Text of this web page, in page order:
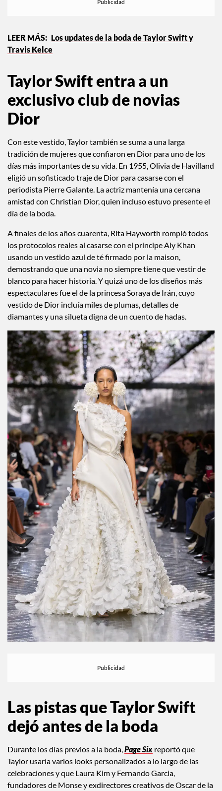
Los updates de la boda de Taylor Swift y
Travis Kelce
Taylor Swift entra a un
exclusivo club de novias
Dior
Con este vestido, Taylor también se suma a una larga
tradición de mujeres que confiaron en Dior para uno de los
días más importantes de su vida. En 1955, Olivia de Havilland
eligió un sofisticado traje de Dior para casarse con el
periodista Pierre Galante. La actriz mantenía una cercana
amistad con Christian Dior, quien incluso estuvo presente el
día de la boda.
A finales de los años cuarenta, Rita Hayworth rompió todos
los protocolos reales al casarse con el príncipe Aly Khan
usando un vestido azul de té firmado por la maison,
demostrando que una novia no siempre tiene que vestir de
blanco para hacer historia. Y quizá uno de los diseños más
espectaculares fue el de la princesa Soraya de Irán, cuyo
vestido de Dior incluía miles de plumas, detalles de
diamantes y una silueta digna de un cuento de hadas.
Las pistas que Taylor Swift
dejó antes de la boda
Durante los días previos a la boda,Page Six reportó que
Taylor usaría varios looks personalizados a lo largo de las
celebraciones y que Laura Kim y Fernando Garcia,
fundadores de Monse y exdirectores creativos de Oscar de la